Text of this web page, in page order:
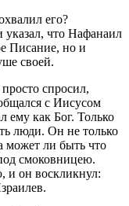
его?
что Нафанаил
Писание, но и
своей.
спросил,
с Иисусом
ему как Бог. Только
люди. Он не только
может ли быть что
смоковницею.
и он воскликнул: